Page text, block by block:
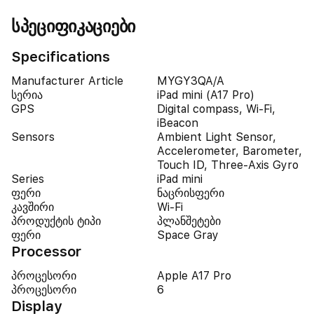
სპეციფიკაციები
Specifications
Manufacturer Article
MYGY3QA/A
სერია
iPad mini (A17 Pro)
GPS
Digital compass, Wi-Fi,
iBeacon
Sensors
Ambient Light Sensor,
Accelerometer, Barometer,
Touch ID, Three-Axis Gyro
Series
iPad mini
ფერი
ნაცრისფერი
კავშირი
Wi-Fi
პროდუქტის ტიპი
პლანშეტები
ფერი
Space Gray
Processor
პროცესორი
Apple A17 Pro
პროცესორი
6
Display